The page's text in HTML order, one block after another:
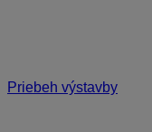
Priebeh výstavby